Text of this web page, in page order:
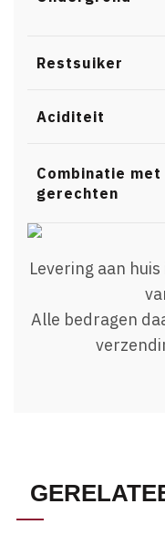
Restsuiker
Aciditeit
Combinatie met
gerechten
Levering aan
Alle bedragen